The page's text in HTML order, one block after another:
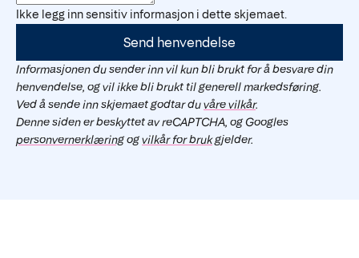
Ikke legg inn sensitiv informasjon i dette skjemaet.
Informasjonen du sender inn vil kun bli brukt for å besvare din
henvendelse, og vil ikke bli brukt til generell markedsføring.
Ved å sende inn skjemaet godtar duvåre vilkår.
Denne siden er beskyttet av reCAPTCHA, og Googles
personvernerklæringogvilkår for brukgjelder.
Send henvendelse